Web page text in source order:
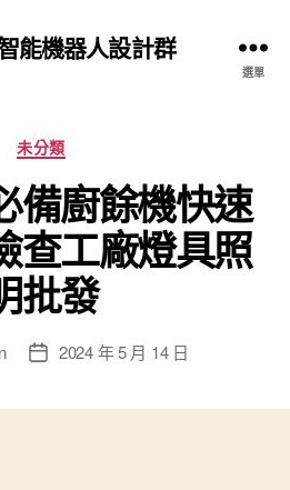
能機器人設計群
選單
分
類
未分類
備廚餘機快速
查工廠燈具照
批發
文 2024 年 5 月 14 日